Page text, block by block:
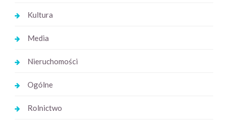
Kultura
Media
Nieruchomości
Ogólne
Rolnictwo